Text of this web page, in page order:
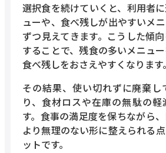
選択食を続けていくと、利用者
ューや、食べ残しが出やすいメ
ずつ見えてきます。こうした傾
することで、残食の多いメニュ
食べ残しをおさえやすくなります。
その結果、使い切れずに廃棄
り、食材ロスや在庫の無駄の軽
す。食事の満足度を保ちながら
より無理のない形に整えられる
ットです。